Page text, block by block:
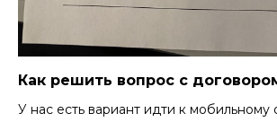
Как решить вопрос с
У нас есть вариант идти к мобильному